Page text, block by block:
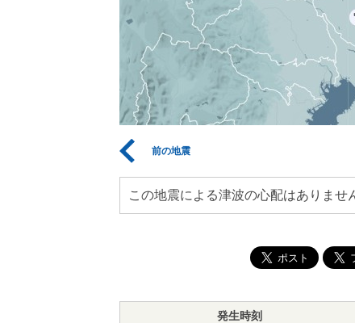
前の地震
この地震による津波の心配はありませ
発生時刻